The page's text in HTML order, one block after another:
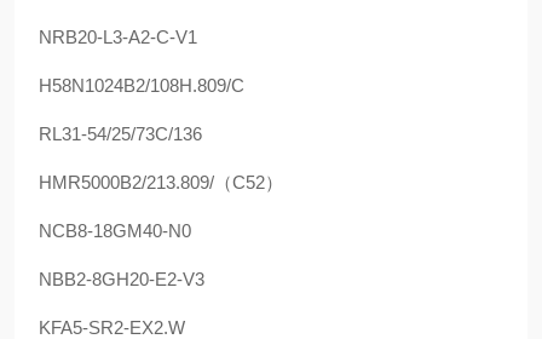
NRB20-L3-A2-C-V1
H58N1024B2/108H.809/C
RL31-54/25/73C/136
HMR5000B2/213.809/（C52）
NCB8-18GM40-N0
NBB2-8GH20-E2-V3
KFA5-SR2-EX2.W